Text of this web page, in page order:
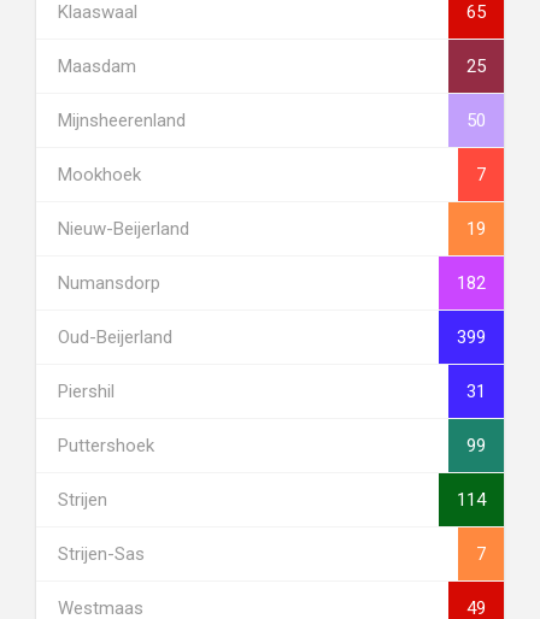
Klaaswaal 65
Maasdam 25
Mijnsheerenland 50
Mookhoek 7
Nieuw-Beijerland 19
Numansdorp 182
Oud-Beijerland 399
Piershil 31
Puttershoek 99
Strijen 114
Strijen-Sas 7
Westmaas 49